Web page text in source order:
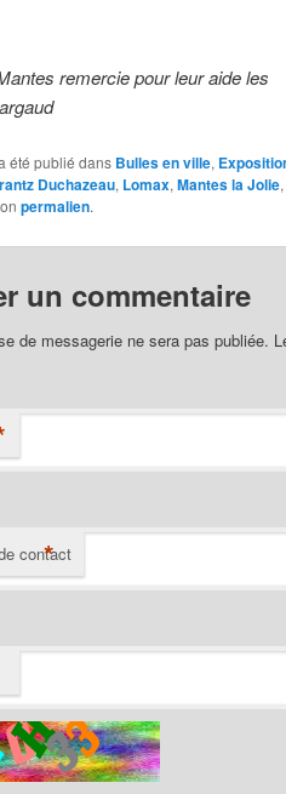
remercie pour leur aide les
été publié dans Bulles en ville,
Duchazeau, Lomax, Mantes la Jolie,
permalien.
un commentaire
de messagerie ne sera pas publiée.
contact
*